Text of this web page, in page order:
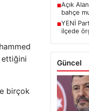
ettiğini
birçok
■Açık
bahçe
■YENİ
ilçede
Güncel